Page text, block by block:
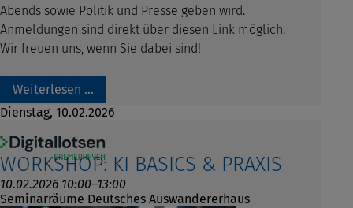
Abends sowie Politik und Presse geben wird.
Anmeldungen sind direkt über diesen Link möglich.
Wir freuen uns, wenn Sie dabei sind!
Weiterlesen …
Dienstag, 10.02.2026
WORKSHOP: KI BASICS & PRAXIS
10.02.2026 10:00–13:00
Seminarräume Deutsches Auswandererhaus